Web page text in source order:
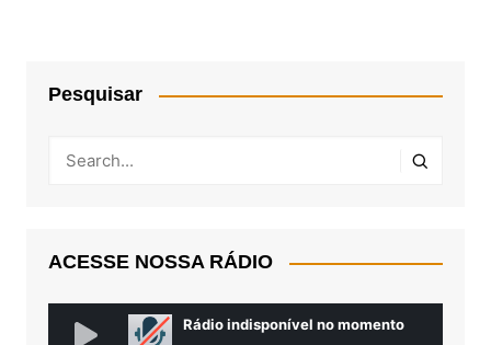
Pesquisar
ACESSE NOSSA RÁDIO